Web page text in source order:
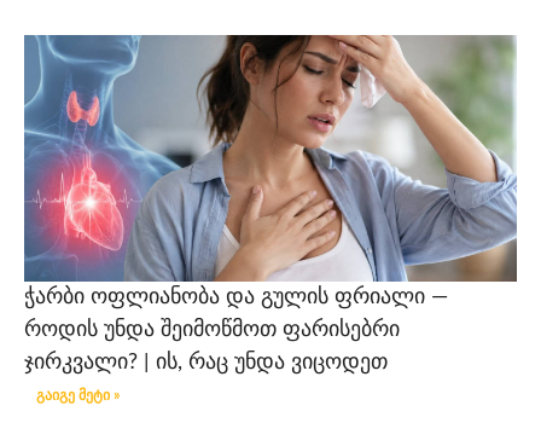
ჭარბი ოფლიანობა და გულის ფრიალი —
როდის უნდა შეიმოწმოთ ფარისებრი
ჯირკვალი? | ის, რაც უნდა ვიცოდეთ
გაიგე მეტი »